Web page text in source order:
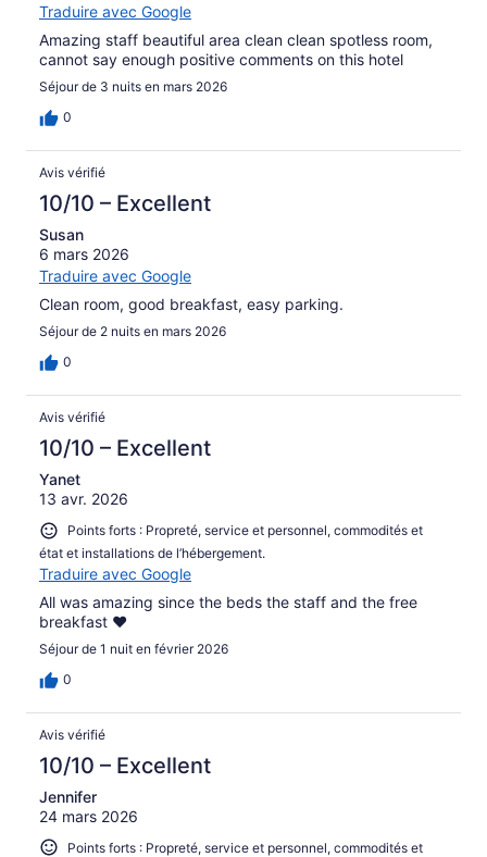
Traduire avec Google
Amazing staff beautiful area clean clean spotless room,
cannot say enough positive comments on this hotel
Séjour de 3 nuits en mars 2026
0
Avis vérifié
10/10 – Excellent
Susan
6 mars 2026
Traduire avec Google
Clean room, good breakfast, easy parking.
Séjour de 2 nuits en mars 2026
0
Avis vérifié
10/10 – Excellent
Yanet
13 avr. 2026
Points forts : Propreté, service et personnel, commodités et
état et installations de l’hébergement.
Traduire avec Google
All was amazing since the beds the staff and the free
breakfast ❤️
Séjour de 1 nuit en février 2026
0
Avis vérifié
10/10 – Excellent
Jennifer
24 mars 2026
Points forts : Propreté, service et personnel, commodités et